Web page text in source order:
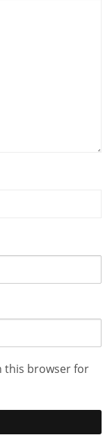
this browser for